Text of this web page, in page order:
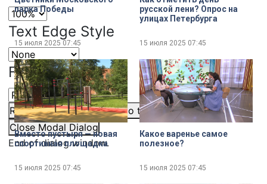
Text Edge Style
Font Family
Resetrestore all settings to the default values Done
Close Modal Dialog
End of dialog window.
парка Победы
15 июля 2025 07:45
русской лени? Опрос на
улицах Петербурга
15 июля 2025 07:45
Вместо пустыря — новая
спортивная площадка
15 июля 2025 07:45
Какое варенье самое
полезное?
15 июля 2025 07:45